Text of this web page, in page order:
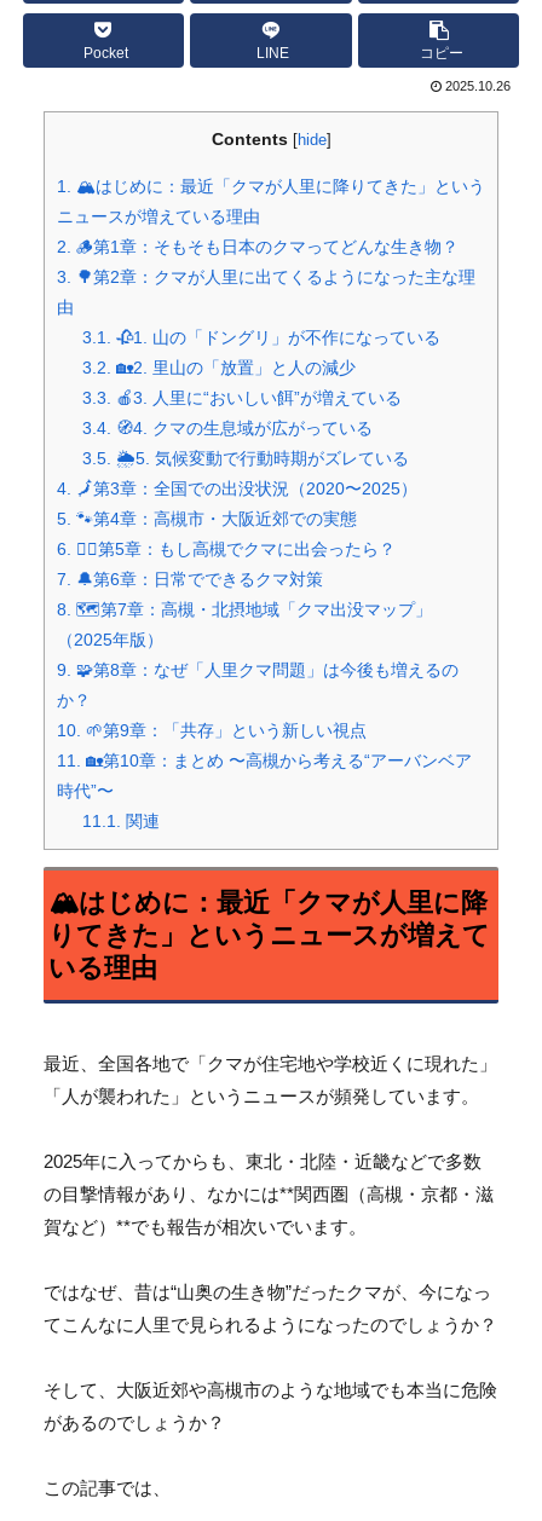
Pocket LINE コピー
2025.10.26
Contents [hide]
1.
🏔️はじめに：最近「クマが人里に降りてきた」という
ニュースが増えている理由
2. 🪵第1章：そもそも日本のクマってどんな生き物？
3.
🌳第2章：クマが人里に出てくるようになった主な理
由
3.1.
🥀1. 山の「ドングリ」が不作になっている
3.2. 🏡2. 里山の「放置」と人の減少
3.3.
🍎3. 人里に“おいしい餌”が増えている
3.4. 🧭4. クマの生息域が広がっている
3.5. 🌦️5. 気候変動で行動時期がズレている
4.
🗾第3章：全国での出没状況（2020〜2025）
5. 🐾第4章：高槻市・大阪近郊での実態
6. 🚶‍♀️第5章：もし高槻でクマに出会ったら？
7.
🔔第6章：日常でできるクマ対策
8. 🗺️第7章：高槻・北摂地域「クマ出没マップ」
（2025年版）
9. 🧩第8章：なぜ「人里クマ問題」は今後も増えるの
か？
10. 🌱第9章：「共存」という新しい視点
11.
🏡第10章：まとめ 〜高槻から考える“アーバンベア
時代”〜
11.1.
関連
🏔️はじめに：最近「クマが人里に降
りてきた」 というニュースが増えて
いる理由
最近、全国各地で「クマが住宅地や学校近くに現れた」
「 人が襲われた」というニュースが頻発しています。
2025年に入ってからも、東北・北陸・ 近畿などで多数
の目撃情報があり、なかには**関西圏（高槻・ 京都・滋
賀など）**でも報告が相次いでいます。
ではなぜ、昔は“山奥の生き物”だったクマが、 今になっ
てこんなに人里で見られるようになったのでしょうか？
そして、 大阪近郊や高槻市のような地域でも本当に危険
があるのでしょうか ？
この記事では、